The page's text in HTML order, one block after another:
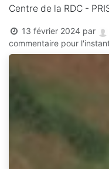
Centre de la RDC -
13 février 2024 par
commentaire pour